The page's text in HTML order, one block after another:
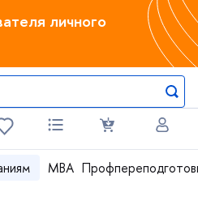
личного
MBA